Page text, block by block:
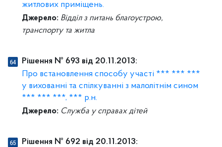
житлових приміщень.
Джерело: Відділ з питань благоустрою,
транспорту та житла
Рішення № 693 від 20.11.2013:
Про встановлення способу участі *** *** ***
у вихованні та спілкуванні з малолітнім сином
*** *** ***, *** р.н.
Джерело: Служба у справах дітей
Рішення № 692 від 20.11.2013: